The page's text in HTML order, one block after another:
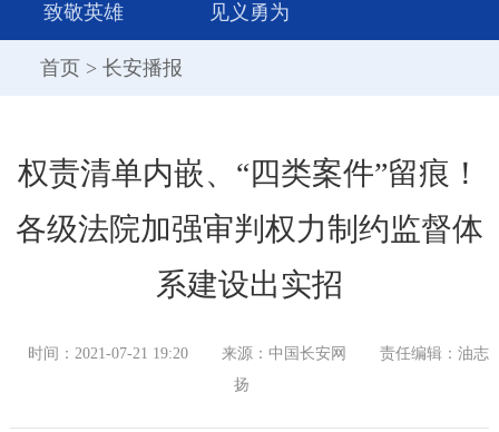
致敬英雄
见义勇为
首页 > 长安播报
权责清单内嵌、“四类案件”留痕！
各级法院加强审判权力制约监督体
系建设出实招
时间：2021-07-21 19:20 来源：中国长安网
责任编辑：油志
扬